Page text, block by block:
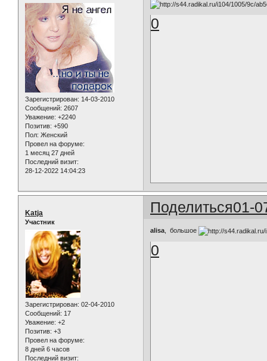
Зарегистрирован: 14-03-2010
Сообщений: 2607
Уважение: +2240
Позитив: +590
Пол: Женский
Провел на форуме:
1 месяц 27 дней
Последний визит:
28-12-2022 14:04:23
0
Поделиться01-
Katja
Участник
Зарегистрирован: 02-04-2010
Сообщений: 17
Уважение: +2
Позитив: +3
Провел на форуме:
8 дней 6 часов
Последний визит:
alisa , большое
0